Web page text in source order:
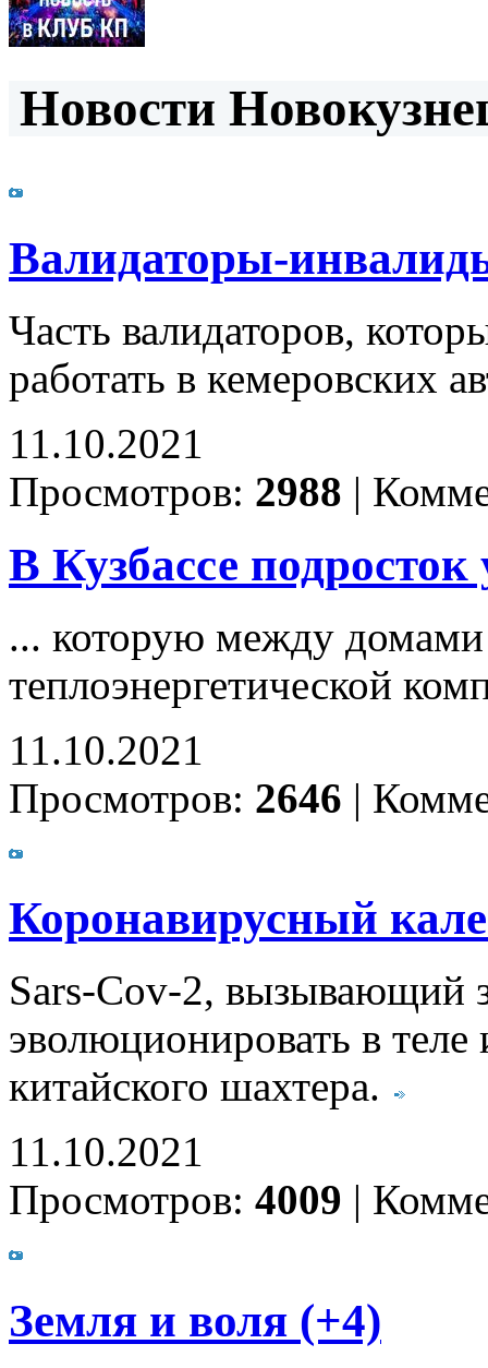
Новости
Валидаторы-
Часть валидаторов,
работать в кемеровских
11.10.2021
Просмотров: 2988 |
В Кузбассе
... которую между
теплоэнергетической
11.10.2021
Просмотров: 2646 |
Коронавирусный
Sars-Cov-2, вызывающий
эволюционировать в
китайского шахтера.
11.10.2021
Просмотров: 4009 |
Земля и воля (+4)